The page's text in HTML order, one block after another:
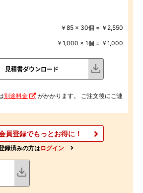
￥85 x 30個 = ￥2,550
￥1,000 x 1個 = ￥1,000
見積書ダウンロード
別途料金
がかかります。 ご注文後にご連
員登録でもっとお得に！
録済みの方はログイン